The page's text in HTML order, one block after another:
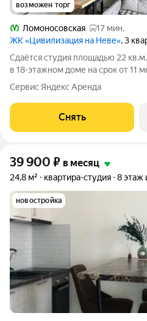
возможен торг
Ломоносовская
17 мин.
ЖК «Цивилизация на Неве», 3
Сдаётся студия площадью 22
в 18-этажном доме на срок от 11
Телевизор Стиральная машина Холодильник Дом - монолитно-
кирпичный. Жилец оплачивает
квитанции.
Сервис Яндекс Аренда
Снять
39 900 ₽ в месяц
24,8 м² квартира-студия 8 этаж
новостройка